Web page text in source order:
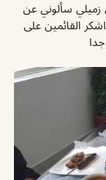
زميلي سألوني عن
القائمين على